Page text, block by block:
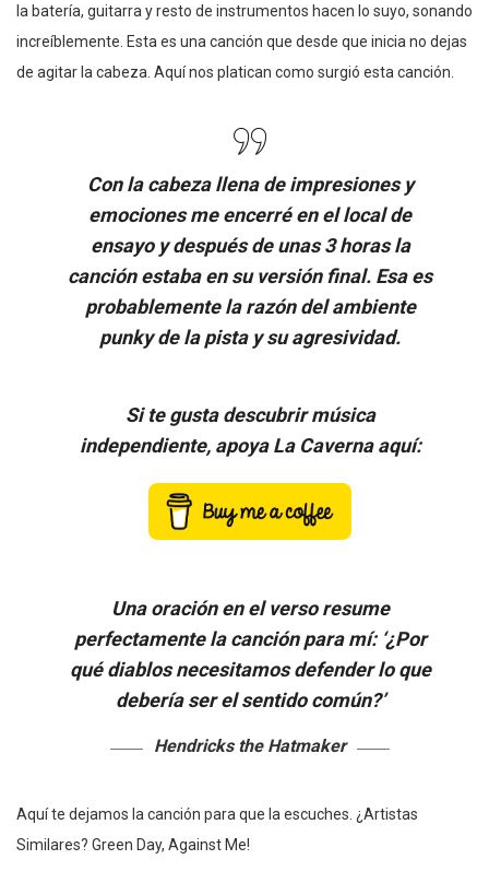
la batería, guitarra y resto de instrumentos hacen lo suyo, sonando
increíblemente. Esta es una canción que desde que inicia no dejas
de agitar la cabeza. Aquí nos platican como surgió esta canción.
Con la cabeza llena de impresiones y
emociones me encerré en el local de
ensayo y después de unas 3 horas la
canción estaba en su versión final. Esa es
probablemente la razón del ambiente
punky de la pista y su agresividad.
Si te gusta descubrir música
independiente, apoya La Caverna aquí:
Una oración en el verso resume
perfectamente la canción para mí: ‘¿Por
qué diablos necesitamos defender lo que
debería ser el sentido común?’
Hendricks the Hatmaker
Aquí te dejamos la canción para que la escuches. ¿Artistas
Similares? Green Day, Against Me!